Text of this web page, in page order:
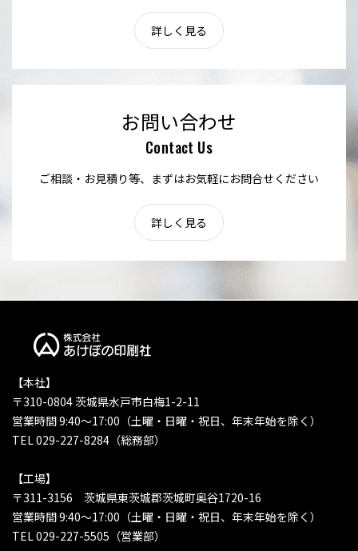
詳しく見る
お問い合わせ
Contact Us
ご相談・お見積り等、まずはお気軽にお問合せください
詳しく見る
【本社】
〒310-0804 茨城県水戸市白梅1-2-11
営業時間 9:40〜17:00（土曜・日曜・祝日、年末年始を除く）
TEL 029-227-8284（総務部）
【工場】
〒311-3156 茨城県東茨城郡茨城町奥谷1720-16
営業時間 9:40〜17:00（土曜・日曜・祝日、年末年始を除く）
TEL 029-227-5505（営業部）